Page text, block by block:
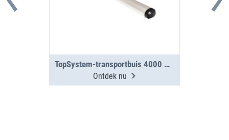
TopSystem-transportbuis 4000 mm met 2 segmenten
Ontdek nu